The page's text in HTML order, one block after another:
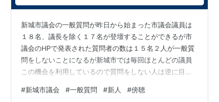
新城市議会の一般質問が昨日から始まった市議会議員は
１８名、議長を除く１７名が登壇することができるが市
議会のHPで発表された質問者の数は１５名２人が一般質
問をしないことになるが新城市では毎回ほとんどの議員
この機会を利用しているので質問をしない人は逆に目立
使わないし もう１人は新人議員）今回の選挙で新人は４
#新城市議会 #一般質問 #新人 #傍聴